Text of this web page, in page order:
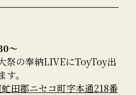
～
祭の奉納LIVEにToyToy出
。
田郡ニセコ町字本通218番